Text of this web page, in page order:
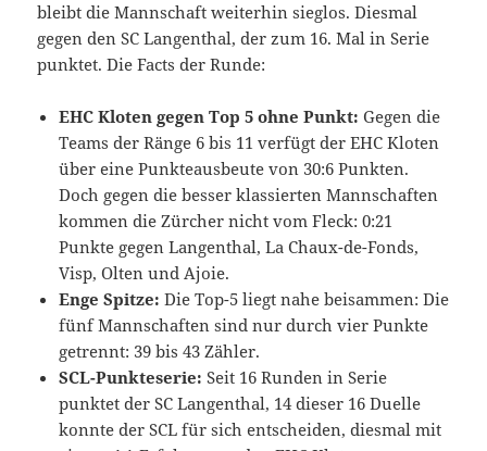
bleibt die Mannschaft weiterhin sieglos. Diesmal
gegen den SC Langenthal, der zum 16. Mal in Serie
punktet. Die Facts der Runde:
EHC Kloten gegen Top 5 ohne Punkt: Gegen die
Teams der Ränge 6 bis 11 verfügt der EHC Kloten
über eine Punkteausbeute von 30:6 Punkten.
Doch gegen die besser klassierten Mannschaften
kommen die Zürcher nicht vom Fleck: 0:21
Punkte gegen Langenthal, La Chaux-de-Fonds,
Visp, Olten und Ajoie.
Enge Spitze:Die Top-5 liegt nahe beisammen: Die
fünf Mannschaften sind nur durch vier Punkte
getrennt: 39 bis 43 Zähler.
SCL-Punkteserie:Seit 16 Runden in Serie
punktet der SC Langenthal, 14 dieser 16 Duelle
konnte der SCL für sich entscheiden, diesmal mit